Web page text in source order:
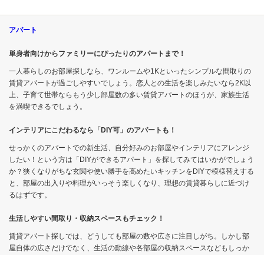
アパート
単身者向けからファミリーにぴったりのアパートまで！
一人暮らしのお部屋探しなら、ワンルームや1Kといったシンプルな間取りの
賃貸アパートが過ごしやすいでしょう。恋人との生活を楽しみたいなら2K以
上、子育て世帯ならもう少し部屋数の多い賃貸アパートのほうが、家族生活
を満喫できるでしょう。
インテリアにこだわるなら「DIY可」のアパートも！
せっかくのアパートでの新生活、自分好みのお部屋やインテリアにアレンジ
したい！という方は「DIYができるアパート」を探してみてはいかがでしょう
か？狭くなりがちな玄関や使い勝手を高めたいキッチンをDIYで模様替えする
と、部屋の出入りや料理がいっそう楽しくなり、理想の賃貸暮らしに近づけ
るはずです。
生活しやすい間取り・収納スペースもチェック！
賃貸アパート探しでは、どうしても部屋の数や広さに注目しがち。しかし部
屋自体の広さだけでなく、生活の動線や各部屋の収納スペースなどもしっか